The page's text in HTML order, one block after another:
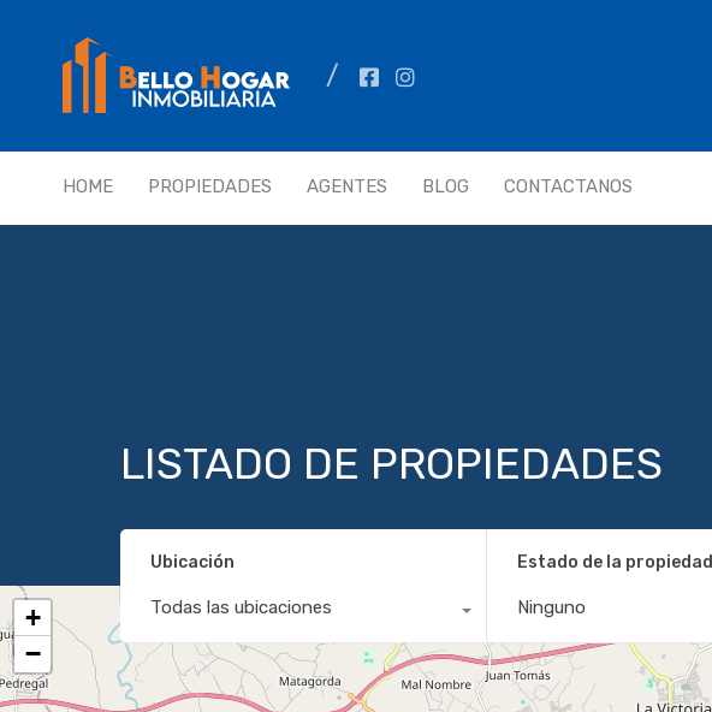
HOME PROPIEDADES AGENTES BLOG CONTACTANOS
LISTADO DE PROPIEDADES
Ubicación
Todas las ubicaciones
Estado de la propiedad
Ninguno
+
−